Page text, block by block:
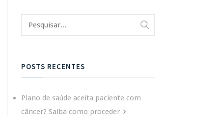
POSTS RECENTES
Plano de saúde aceita paciente com
câncer? Saiba como proceder